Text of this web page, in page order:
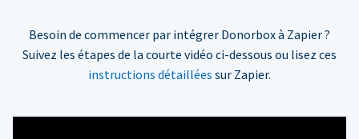
Besoin de commencer par intégrer Donorbox à Zapier ?
Suivez les étapes de la courte vidéo ci-dessous ou lisez ces
instructions détaillées sur Zapier.